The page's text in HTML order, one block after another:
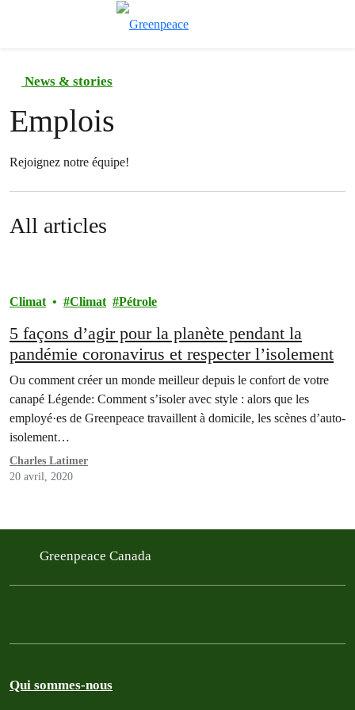
News & stories
Emplois
Rejoignez notre équipe!
All articles
Climat Climat Pétrole
5 façons d’agir pour la planète pendant la
pandémie coronavirus et respecter l’isolement
Ou comment créer un monde meilleur depuis le confort de votre
canapé Légende: Comment s’isoler avec style : alors que les
employé·es de Greenpeace travaillent à domicile, les scènes d’auto-
isolement…
Charles Latimer
20 avril, 2020
Greenpeace Canada
Qui sommes-nous